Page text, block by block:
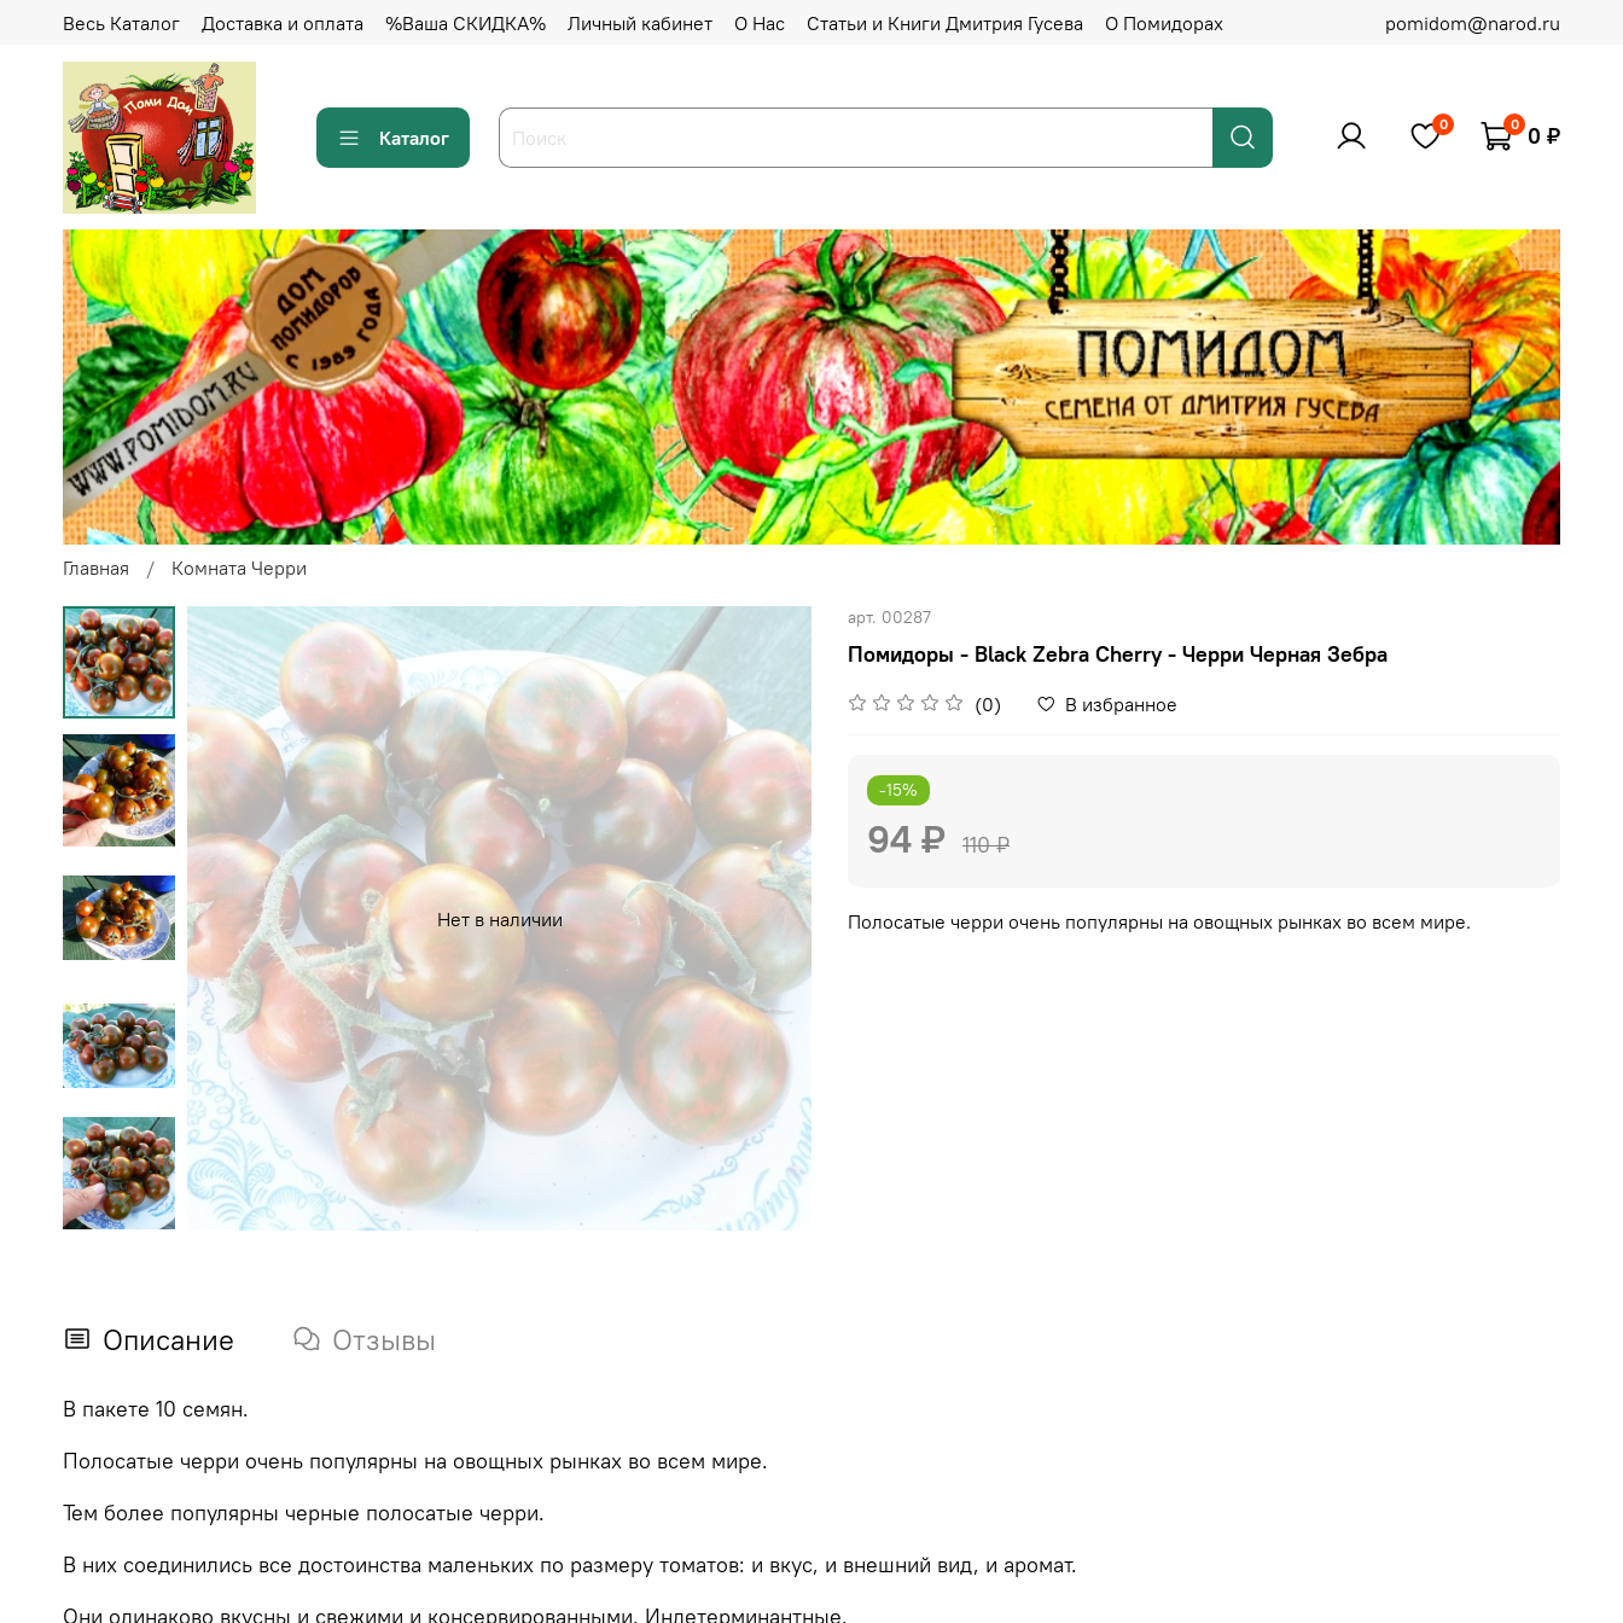
Весь Каталог Доставка и оплата %Ваша СКИДКА% Личный кабинет О Нас Статьи и Книги Дмитрия Гусева О Помидорах pomidom@narod.ru
Каталог
0 0 0 ₽
Главная Комната Черри
Нет в наличии
арт. 00287
Помидоры - Black Zebra Cherry - Черри Черная Зебра
(0) В избранное
-15%
94 ₽ 110 ₽
Полосатые черри очень популярны на овощных рынках во всем мире.
Описание Отзывы
В пакете 10 семян.
Полосатые черри очень популярны на овощных рынках во всем мире.
Тем более популярны черные полосатые черри.
В них соединились все достоинства маленьких по размеру томатов: и вкус, и внешний вид, и аромат.
Они одинаково вкусны и свежими и консервированными. Индетерминантные.